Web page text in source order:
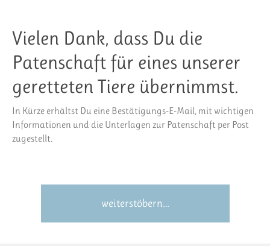
Vielen Dank, dass Du die
Patenschaft für eines unserer
geretteten Tiere übernimmst.
In Kürze erhältst Du eine Bestätigungs-E-Mail, mit wichtigen
Informationen und die Unterlagen zur Patenschaft per Post
zugestellt.
weiterstöbern…